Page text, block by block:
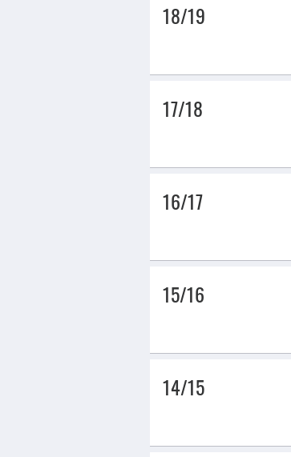
18/19
17/18
16/17
15/16
14/15